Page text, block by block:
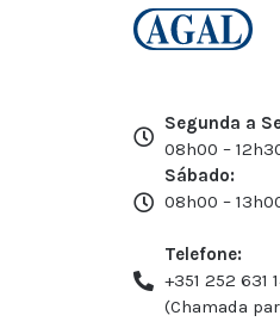
Segunda a
08h00 –
Sábado:
08h00 –
Telefone:
+351 252 631
(Chamada